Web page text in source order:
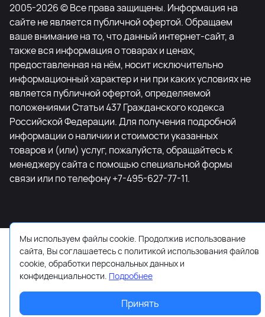
2005-2026 © Все права защищены. Информация на
сайте не является публичной офертой. Обращаем
ваше внимание на то, что данный интернет-сайт, а
также вся информация о товарах и ценах,
предоставленная на нём, носит исключительно
информационный характер и ни при каких условиях не
является публичной офертой, определяемой
положениями Статьи 437 Гражданского кодекса
Российской Федерации. Для получения подробной
информации о наличии и стоимости указанных
товаров и (или) услуг, пожалуйста, обращайтесь к
менеджеру сайта с помощью специальной формы
связи или по телефону +7-495-627-77-11.
Мы используем файлы cookie. Продолжив использование
сайта, Вы соглашаетесь с политикой использования файлов
cookie, обработки персональных данных и
конфиденциальности. Подробнее
Принять